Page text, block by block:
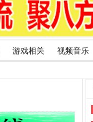
游戏相关 视频音乐